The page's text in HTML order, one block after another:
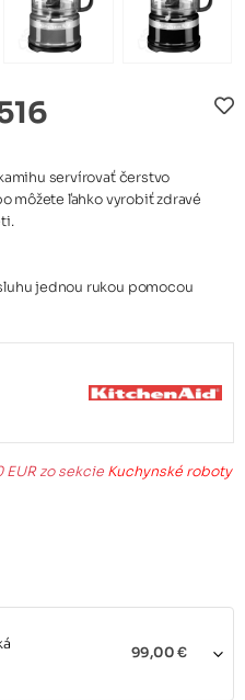
servírovať čerstvo
môžete ľahko vyrobiť zdravé
jednou rukou pomocou
EUR zo sekcie Kuchynské roboty
99,00 €